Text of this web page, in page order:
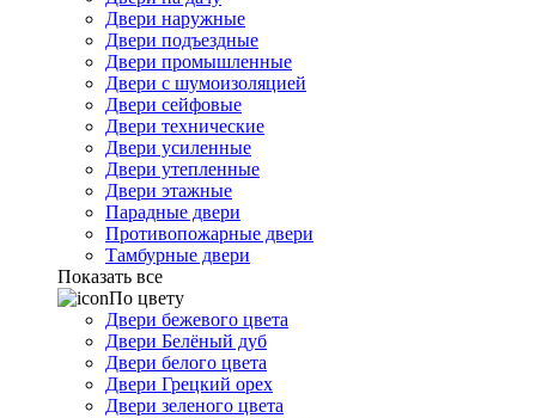
Двери наружные
Двери подъездные
Двери промышленные
Двери с шумоизоляцией
Двери сейфовые
Двери технические
Двери усиленные
Двери утепленные
Двери этажные
Парадные двери
Противопожарные двери
Тамбурные двери
Показать все
По цвету
Двери бежевого цвета
Двери Белёный дуб
Двери белого цвета
Двери Грецкий орех
Двери зеленого цвета